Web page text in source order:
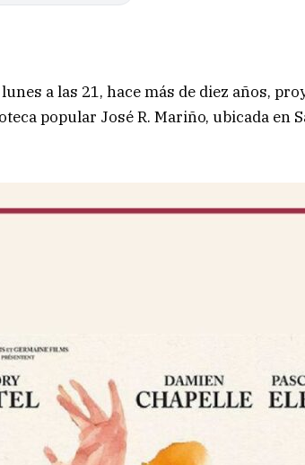
a las 21, hace más de diez años,
popular José R. Mariño, ubicada en